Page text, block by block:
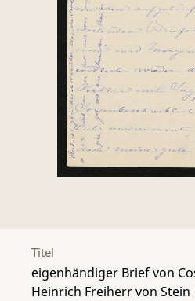
Titel
eigenhändiger Brief von
Heinrich Freiherr von Stein